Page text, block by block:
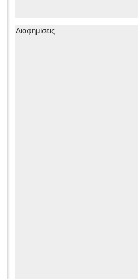
Διαφημίσεις